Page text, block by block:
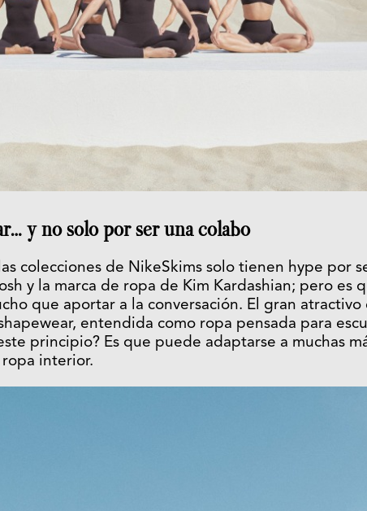
y no solo por ser una colabo
colecciones de NikeSkims solo tienen hype por
y la marca de ropa de Kim Kardashian; pero es
que aportar a la conversación. El gran atractivo
entendida como ropa pensada para
principio? Es que puede adaptarse a muchas
interior.